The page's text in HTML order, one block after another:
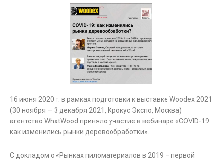
16 июня 2020 г. в рамках подготовки к выставке Woodex 2021
(30 ноября — 3 декабря 2021, Крокус Экспо, Москва)
агентство WhatWood приняло участие в вебинаре «COVID-19:
как изменились рынки деревообработки».
С докладом о «Рынках пиломатериалов в 2019 – первой